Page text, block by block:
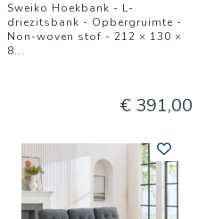
Sweiko Hoekbank - L-
driezitsbank - Opbergruimte -
Non-woven stof - 212 × 130 ×
8...
€ 391,00